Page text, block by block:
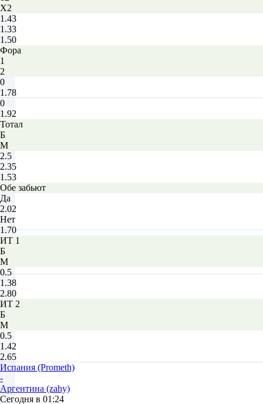
X2
1.43
1.33
1.50
Фора
1
2
0
1.78
0
1.92
Тотал
Б
М
2.5
2.35
1.53
Обе забьют
Да
2.02
Нет
1.70
ИТ 1
Б
М
0.5
1.38
2.80
ИТ 2
Б
М
0.5
1.42
2.65
Испания (Prometh)
-
Аргентина (zahy)
Сегодня в 01:24